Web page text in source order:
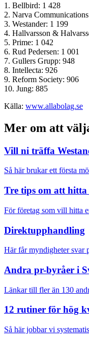
1. Bellbird: 1 428
2. Narva
3. Westander: 1 199
4. Hallvarsson &
5. Prime: 1 042
6. Rud Pedersen: 1 001
7. Gullers Grupp: 948
8. Intellecta: 926
9. Reform Society: 906
10. Jung: 885
Källa: www.allabolag.se
Mer om att
Vill ni träffa
Så här brukar ett första
Tre tips om att
För företag som vill hitta
Direktupphandling
Här får myndigheter svar
Andra pr-byråer i
Länkar till fler än 130
12 rutiner för hög
Så här jobbar vi